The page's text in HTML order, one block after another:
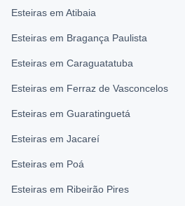
Esteiras em Atibaia
Esteiras em Bragança Paulista
Esteiras em Caraguatatuba
Esteiras em Ferraz de Vasconcelos
Esteiras em Guaratinguetá
Esteiras em Jacareí
Esteiras em Poá
Esteiras em Ribeirão Pires